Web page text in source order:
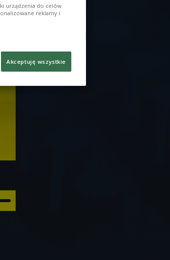
urządzenia do celów
reklamy i
Akceptuję wszystkie